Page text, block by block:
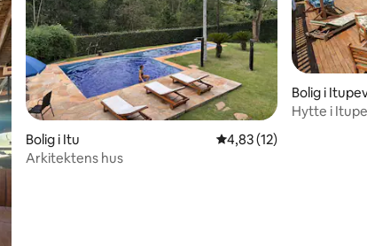
Bolig i Itu 4,83 ud af 5 i
4,83 (12)
Arkitektens hus
Bolig i
Hytte i